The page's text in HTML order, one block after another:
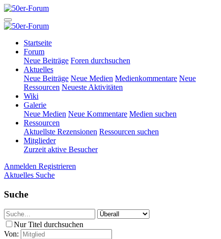
Startseite
Forum
Neue Beiträge Foren durchsuchen
Aktuelles
Neue Beiträge Neue Medien Medienkommentare Neue
Ressourcen Neueste Aktivitäten
Wiki
Galerie
Neue Medien Neue Kommentare Medien suchen
Ressourcen
Aktuellste Rezensionen Ressourcen suchen
Mitglieder
Zurzeit aktive Besucher
Anmelden Registrieren
Aktuelles Suche
Suche
Nur Titel durchsuchen
Von: